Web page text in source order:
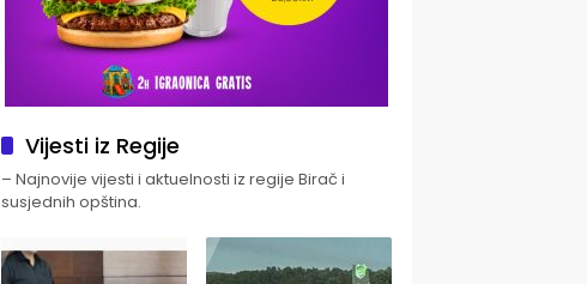
Vijesti iz Regije
– Najnovije vijesti i aktuelnosti iz regije Birač i
susjednih opština.